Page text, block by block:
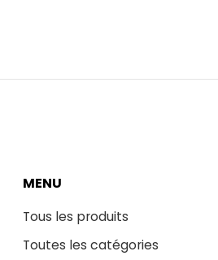
MENU
Tous les produits
Toutes les catégories